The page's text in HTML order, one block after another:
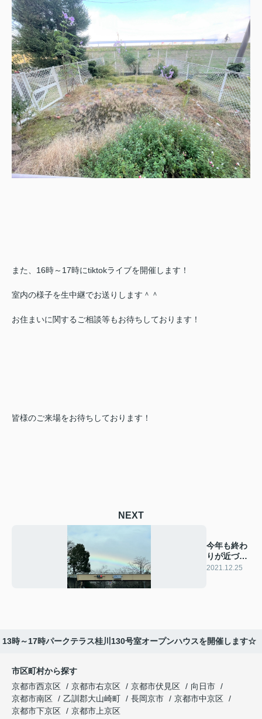
また、16時～17時にtiktokライブを開催します！
室内の様子を生中継でお送りします＾＾
お住まいに関するご相談等もお待ちしております！
皆様のご来場をお待ちしております！
NEXT
今年も終わ
りが近づい
ています
2021.12.25
時～17時パークテラス桂川130号室オープンハウスを開催します☆
市区町村から探す
京都市西京区
京都市右京区 京都市伏見区
向日市
京都市南区
乙訓郡大山崎町 長岡京市
京都市中京区
京都市下京区
京都市上京区